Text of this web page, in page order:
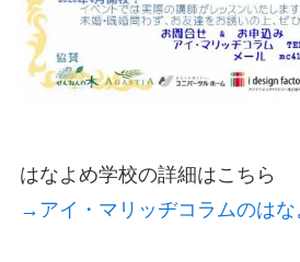
はなよめ学校の詳細はこちら
→アイ・マリッヂコラムのはな